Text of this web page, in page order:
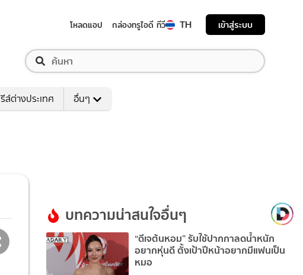
โหลดแอป กล่องทรูไอดี ทีวี TH เข้าสู่ระบบ
ส์ต่างประเทศ อื่นๆ
บทความน่าสนใจอื่นๆ
“ดีเจต้นหอม” รับใช้ปากกาลดน้ำหนัก
อยากหุ่นดี ตั้งเป้าปีหน้าอยากมีแฟนเป็น
หมอ